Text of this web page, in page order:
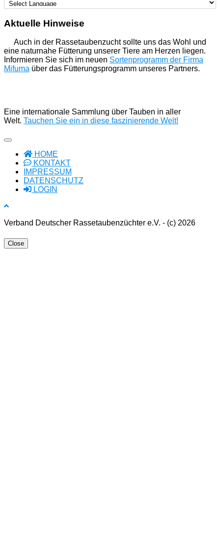
Aktuelle Hinweise
Auch in der Rassetaubenzucht sollte uns das Wohl und
eine naturnahe Fütterung unserer Tiere am Herzen liegen.
Informieren Sie sich im neuen Sortenprogramm der Firma
Mifuma über das Fütterungsprogramm unseres Partners.
Eine internationale Sammlung über Tauben in aller
Welt. Tauchen Sie ein in diese faszinierende Welt!
HOME
KONTAKT
IMPRESSUM
DATENSCHUTZ
LOGIN
Verband Deutscher Rassetaubenzüchter e.V. - (c) 2026
Close